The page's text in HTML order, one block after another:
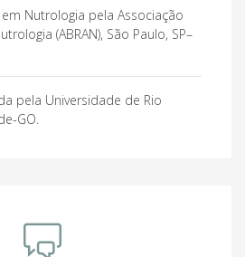
Nutrologia pela Associação
(ABRAN), São Paulo, SP–
pela Universidade de Rio
GO.